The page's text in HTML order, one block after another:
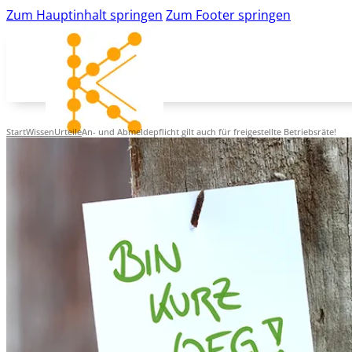
Zum Hauptinhalt springen Zum Footer springen
Musteraushänge
Urteile
Betriebsratswissen
Betriebsratsgründung
News
K&K-Newsletter
kk-bildung.de
StartWissenUrteileAn- und Abmeldepflicht gilt auch für freigestellte Betriebsräte!